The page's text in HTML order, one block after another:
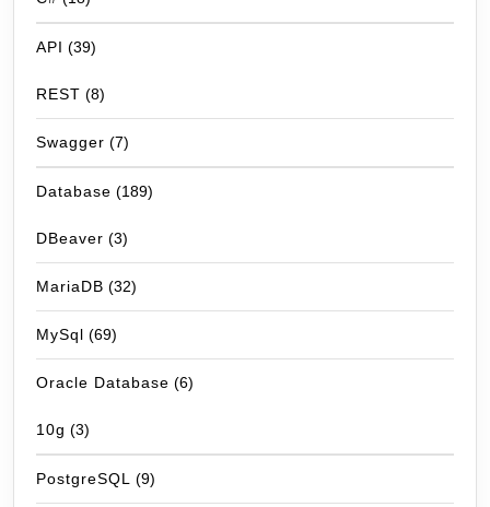
API (39)
REST (8)
Swagger (7)
Database (189)
DBeaver (3)
MariaDB (32)
MySql (69)
Oracle Database (6)
10g (3)
PostgreSQL (9)